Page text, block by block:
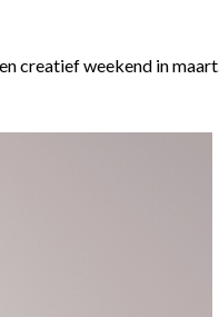
creatief weekend in